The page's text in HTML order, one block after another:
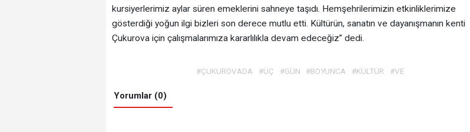
kursiyerlerimiz aylar süren emeklerini sahneye taşıdı. Hemşehrilerimizin etkinliklerimize
gösterdiği yoğun ilgi bizleri son derece mutlu etti. Kültürün, sanatın ve dayanışmanın kenti
Çukurova için çalışmalarımıza kararlılıkla devam edeceğiz” dedi.
#ÇUKUROVADA #ÜÇ #GÜN #BOYUNCA #KÜLTÜR #VE
Yorumlar (0)